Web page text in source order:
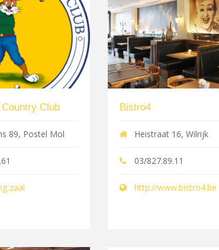
Club
89, Postel Mol
zaal
Bistro4
Heistraat 16, Wilrijk
03/827.89.11
http://www.bistro4.be